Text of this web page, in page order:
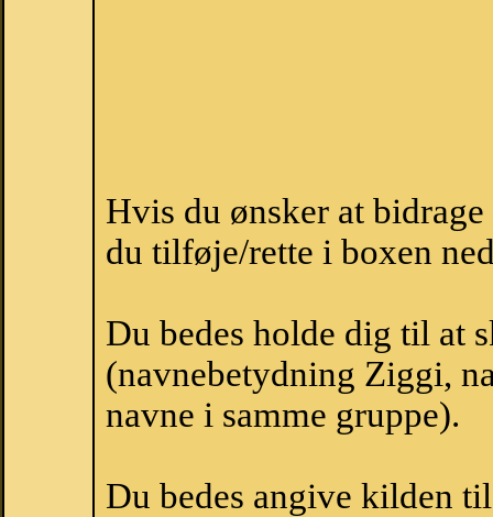
Hvis du ønsker at
du tilføje/rette i boxen
Du bedes holde dig til at
(navnebetydning Ziggi,
navne i samme gruppe).
Du bedes angive kilden